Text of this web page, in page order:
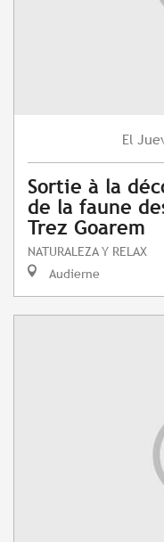
El
Sortie à la
de la faune
Trez Goarem
NATURALEZA Y RELAX
Audierne